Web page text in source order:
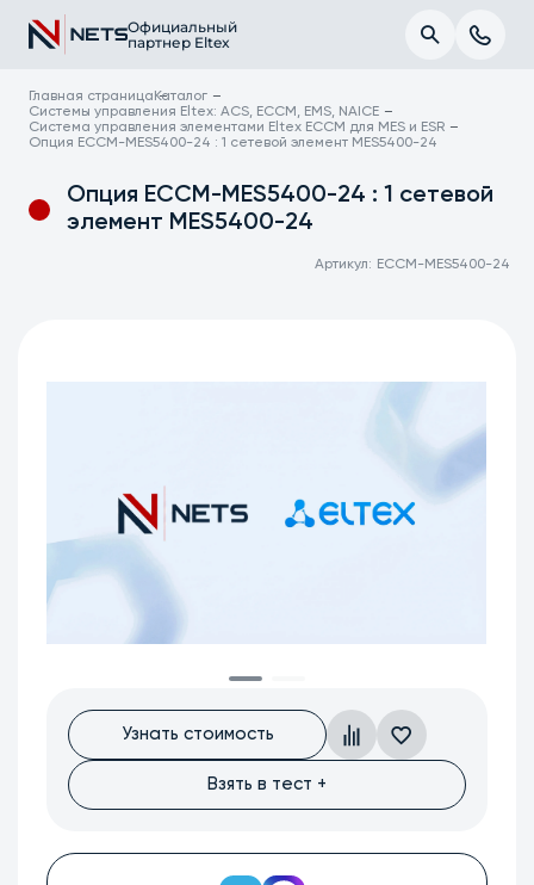
Официальный
партнер Eltex
Главная страница Каталог
Системы управления Eltex: ACS, ECCM, EMS, NAICE
Система управления элементами Eltex ECCM для MES и ESR
Опция ECCM-MES5400-24 : 1 сетевой элемент MES5400-24
Опция ECCM-MES5400-24 : 1 сетевой
элемент MES5400-24
Артикул: ECCM-MES5400-24
Узнать стоимость
Взять в тест +